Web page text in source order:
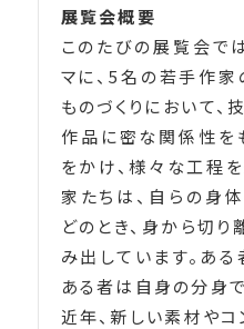
展覧会概要
このたびの展覧会で
マに、5名の若手作家
ものづくりにおいて
作品に密な関係性を
をかけ、様々な工程
家たちは、自らの身
どのとき、身から切
み出しています。あ
ある者は自身の分身
近年、新しい素材や